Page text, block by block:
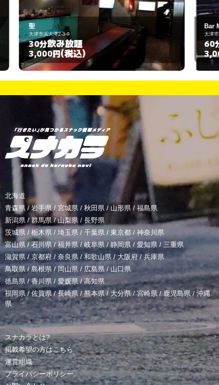
Bar M's
大津市浜大津2-2-14
60分飲み放題
3,000円(税込)
北海道
青森県 / 岩手県/ 宮城県 / 秋田県 / 山形県/ 福島県
新潟県 /群馬県/山梨県 / 長野県
茨城県 / 栃木県 / 埼玉県 / 千葉県 / 東京都 / 神奈川県
富山県 /石川県/福井県/岐阜県 / 静岡県 / 愛知県 / 三重県
滋賀県 / 京都府 / 奈良県 / 和歌山県/ 大阪府 /兵庫県
鳥取県/ 島根県 /岡山県/ 広島県 / 山口県
徳島県 /香川県 / 愛媛県/高知県
福岡県/佐賀県/長崎県 /熊本県/ 大分県/宮崎県 /鹿児島県 / 沖縄
県
スナカラとは?
掲載希望の方はこちら
運営組織
プライバシーポリシー